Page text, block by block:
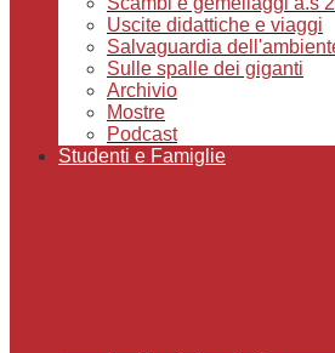
Uscite didattiche e viaggi
Salvaguardia
Sulle spalle dei giganti
Archivio
Mostre
Podcast
Studenti e Famiglie